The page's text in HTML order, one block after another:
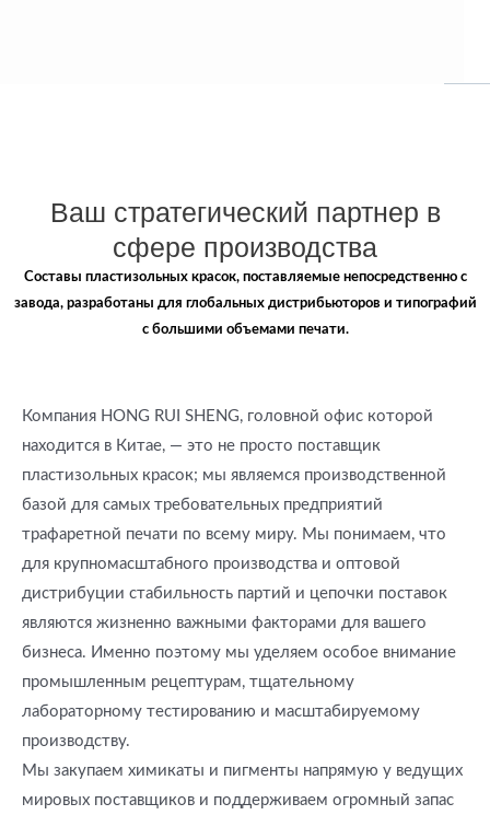
Ваш стратегический партнер в
сфере производства
Составы пластизольных красок, поставляемые непосредственно с
завода, разработаны для глобальных дистрибьюторов и типографий
с большими объемами печати.
Компания HONG RUI SHENG, головной офис которой
находится в Китае, — это не просто поставщик
пластизольных красок; мы являемся производственной
базой для самых требовательных предприятий
трафаретной печати по всему миру. Мы понимаем, что
для крупномасштабного производства и оптовой
дистрибуции стабильность партий и цепочки поставок
являются жизненно важными факторами для вашего
бизнеса. Именно поэтому мы уделяем особое внимание
промышленным рецептурам, тщательному
лабораторному тестированию и масштабируемому
производству.
Мы закупаем химикаты и пигменты напрямую у ведущих
мировых поставщиков и поддерживаем огромный запас